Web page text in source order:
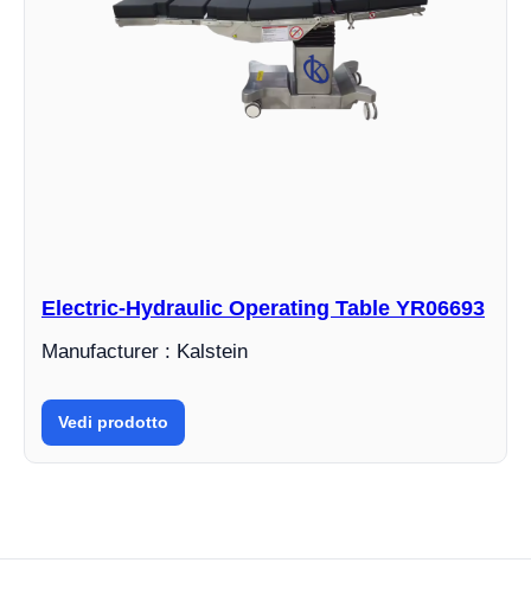
Electric-Hydraulic Operating Table YR06693
Manufacturer : Kalstein
Vedi prodotto